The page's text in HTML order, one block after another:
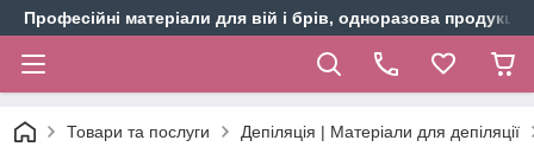
Професійні матеріали для вій і брів, одноразова продукція
Товари та послуги Депіляція | Матеріали для депіляції